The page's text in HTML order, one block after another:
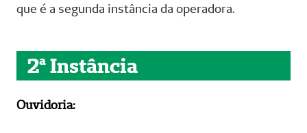
que é a segunda instância da operadora.
2ª Instância
Ouvidoria: